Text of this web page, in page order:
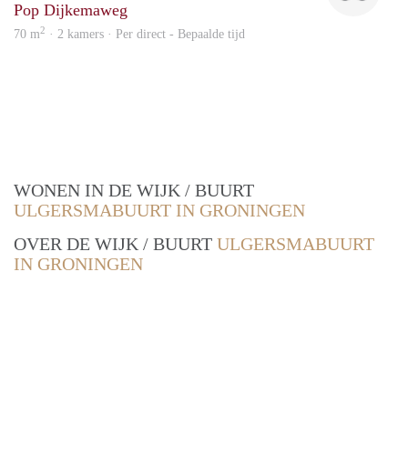
Pop Dijkemaweg
70 m2 · 2 kamers · Per direct - Bepaalde tijd
WONEN IN DE WIJK / BUURT
ULGERSMABUURT IN GRONINGEN
OVER DE WIJK / BUURT ULGERSMABUURT
IN GRONINGEN